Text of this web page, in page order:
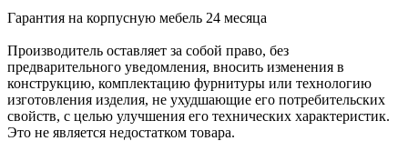
Гарантия на корпусную мебель 24 месяца
Производитель оставляет за собой право, без
предварительного уведомления, вносить изменения в
конструкцию, комплектацию фурнитуры или технологию
изготовления изделия, не ухудшающие его потребительских
свойств, с целью улучшения его технических характеристик.
Это не является недостатком товара.